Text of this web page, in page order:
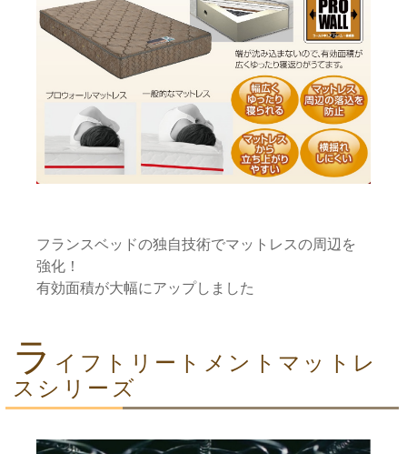
フランスベッドの独自技術でマットレスの周辺を
強化！
有効面積が大幅にアップしました
ラ イフトリートメントマットレ
スシリーズ